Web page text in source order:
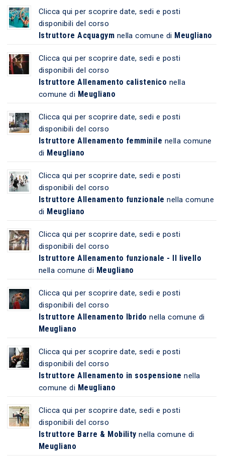
Clicca qui per scoprire date, sedi e posti
disponibili del corso
Istruttore Acquagym nella comune di Meugliano
Clicca qui per scoprire date, sedi e posti
disponibili del corso
Istruttore Allenamento calistenico nella
comune di Meugliano
Clicca qui per scoprire date, sedi e posti
disponibili del corso
Istruttore Allenamento femminile nella comune
di Meugliano
Clicca qui per scoprire date, sedi e posti
disponibili del corso
Istruttore Allenamento funzionale nella comune
di Meugliano
Clicca qui per scoprire date, sedi e posti
disponibili del corso
Istruttore Allenamento funzionale - II livello
nella comune di Meugliano
Clicca qui per scoprire date, sedi e posti
disponibili del corso
Istruttore Allenamento Ibrido nella comune di
Meugliano
Clicca qui per scoprire date, sedi e posti
disponibili del corso
Istruttore Allenamento in sospensione nella
comune di Meugliano
Clicca qui per scoprire date, sedi e posti
disponibili del corso
Istruttore Barre & Mobility nella comune di
Meugliano